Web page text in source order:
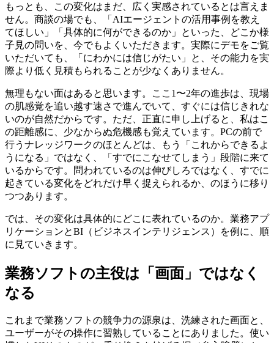
もっとも、この変化はまだ、広く実感されているとは言えま
せん。商談の場でも、「AIエージェントの活用事例を教え
てほしい」「具体的に何ができるのか」といった、どこか様
子見の問いを、今でもよくいただきます。実際にデモをご覧
いただいても、「にわかには信じがたい」と、その能力を実
際より低く見積もられることが少なくありません。
無理もない面はあると思います。ここ1〜2年の進歩は、現場
の肌感覚を追い越す速さで進んでいて、すぐには信じきれな
いのが自然だからです。ただ、正直に申し上げると、私はこ
の距離感に、少なからぬ危機感も覚えています。PCの前で
行うナレッジワークのほとんどは、もう「これからできるよ
うになる」ではなく、「すでにこなせてしまう」段階に来て
いるからです。問われているのは伸びしろではなく、すでに
起きている変化をどれだけ早く捉えられるか、のほうに移り
つつあります。
では、その変化は具体的にどこに表れているのか。業務アプ
リケーションとBI（ビジネスインテリジェンス）を例に、順
に見ていきます。
業務ソフトの主役は「画面」ではなく
なる
これまで業務ソフトの競争力の源泉は、洗練された画面と、
ユーザーがその操作に習熟していることにありました。使い